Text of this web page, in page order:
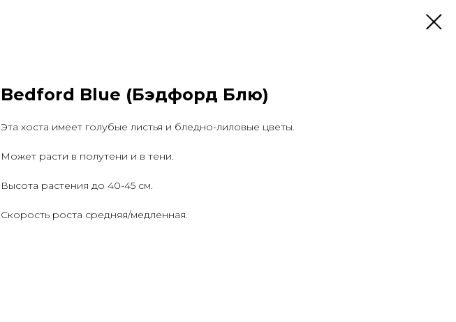
Bedford Blue (Бэдфорд Блю)
Эта хоста имеет голубые листья и бледно-лиловые цветы.
Может расти в полутени и в тени.
Высота растения до 40-45 см.
Скорость роста средняя/медленная.